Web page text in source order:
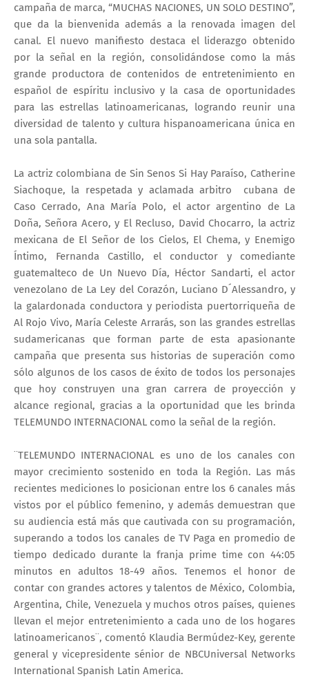
campaña de marca, “MUCHAS NACIONES, UN SOLO DESTINO”,
que da la bienvenida además a la renovada imagen del
canal. El nuevo manifiesto destaca el liderazgo obtenido
por la señal en la región, consolidándose como la más
grande productora de contenidos de entretenimiento en
español de espíritu inclusivo y la casa de oportunidades
para las estrellas latinoamericanas, logrando reunir una
diversidad de talento y cultura hispanoamericana única en
una sola pantalla.
La actriz colombiana de Sin Senos Si Hay Paraíso, Catherine
Siachoque, la respetada y aclamada arbitro cubana de
Caso Cerrado, Ana María Polo, el actor argentino de La
Doña, Señora Acero, y El Recluso, David Chocarro, la actriz
mexicana de El Señor de los Cielos, El Chema, y Enemigo
Íntimo, Fernanda Castillo, el conductor y comediante
guatemalteco de Un Nuevo Día, Héctor Sandarti, el actor
venezolano de La Ley del Corazón, Luciano D´Alessandro, y
la galardonada conductora y periodista puertorriqueña de
Al Rojo Vivo, María Celeste Arrarás, son las grandes estrellas
sudamericanas que forman parte de esta apasionante
campaña que presenta sus historias de superación como
sólo algunos de los casos de éxito de todos los personajes
que hoy construyen una gran carrera de proyección y
alcance regional, gracias a la oportunidad que les brinda
TELEMUNDO INTERNACIONAL como la señal de la región.
¨TELEMUNDO INTERNACIONAL es uno de los canales con
mayor crecimiento sostenido en toda la Región. Las más
recientes mediciones lo posicionan entre los 6 canales más
vistos por el público femenino, y además demuestran que
su audiencia está más que cautivada con su programación,
superando a todos los canales de TV Paga en promedio de
tiempo dedicado durante la franja prime time con 44:05
minutos en adultos 18-49 años. Tenemos el honor de
contar con grandes actores y talentos de México, Colombia,
Argentina, Chile, Venezuela y muchos otros países, quienes
llevan el mejor entretenimiento a cada uno de los hogares
latinoamericanos¨, comentó Klaudia Bermúdez-Key, gerente
general y vicepresidente sénior de NBCUniversal Networks
International Spanish Latin America.